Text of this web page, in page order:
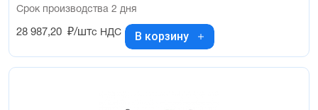
Срок производства 2 дня
28 987,20 ₽/штс НДС В корзину